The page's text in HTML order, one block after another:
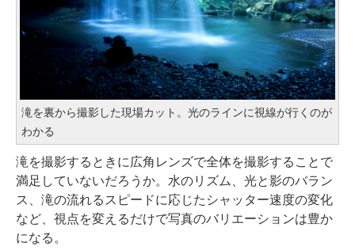
滝を裏から撮影した現場カット。光のラインに視線が行くのが
わかる
滝を撮影するときに広角レンズで全体を撮影することで
満足していないだろうか。水のリズム、光と影のバラン
ス、滝の流れるスピードに応じたシャッター速度の変化
など、視点を変えるだけで写真のバリエーションは豊か
になる。